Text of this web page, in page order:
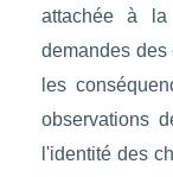
attachée à la
demandes des
les
observations
l'identité des